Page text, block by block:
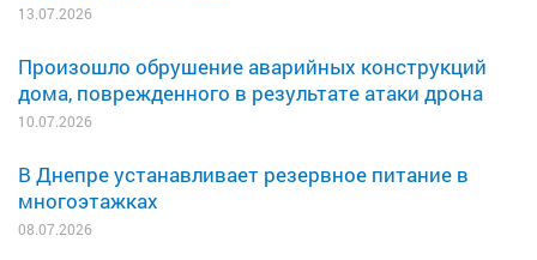
13.07.2026
Произошло обрушение аварийных конструкций
дома, поврежденного в результате атаки дрона
10.07.2026
В Днепре устанавливает резервное питание в
многоэтажках
08.07.2026